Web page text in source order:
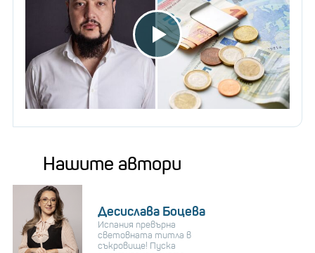
Нашите автори
Десислава Боцева
Испания превърна
световната титла в
съкровище! Пуска